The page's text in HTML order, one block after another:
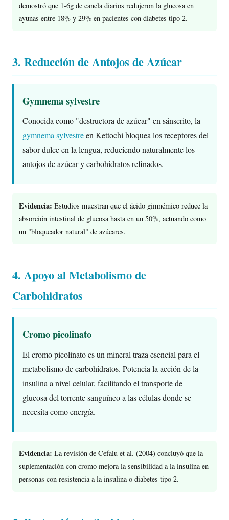
demostró que 1-6g de canela diarios redujeron la glucosa en
ayunas entre 18% y 29% en pacientes con diabetes tipo 2.
3. Reducción de Antojos de Azúcar
Gymnema sylvestre
Conocida como "destructora de azúcar" en sánscrito, la
gymnema sylvestreen Kettochi bloquea los receptores del
sabor dulce en la lengua, reduciendo naturalmente los
antojos de azúcar y carbohidratos refinados.
Evidencia: Estudios muestran que el ácido gimnémico reduce la
absorción intestinal de glucosa hasta en un 50%, actuando como
un "bloqueador natural" de azúcares.
4. Apoyo al Metabolismo de
Carbohidratos
Cromo picolinato
El cromo picolinato es un mineral traza esencial para el
metabolismo de carbohidratos. Potencia la acción de la
insulina a nivel celular, facilitando el transporte de
glucosa del torrente sanguíneo a las células donde se
necesita como energía.
Evidencia: La revisión de Cefalu et al. (2004) concluyó que la
suplementación con cromo mejora la sensibilidad a la insulina en
personas con resistencia a la insulina o diabetes tipo 2.